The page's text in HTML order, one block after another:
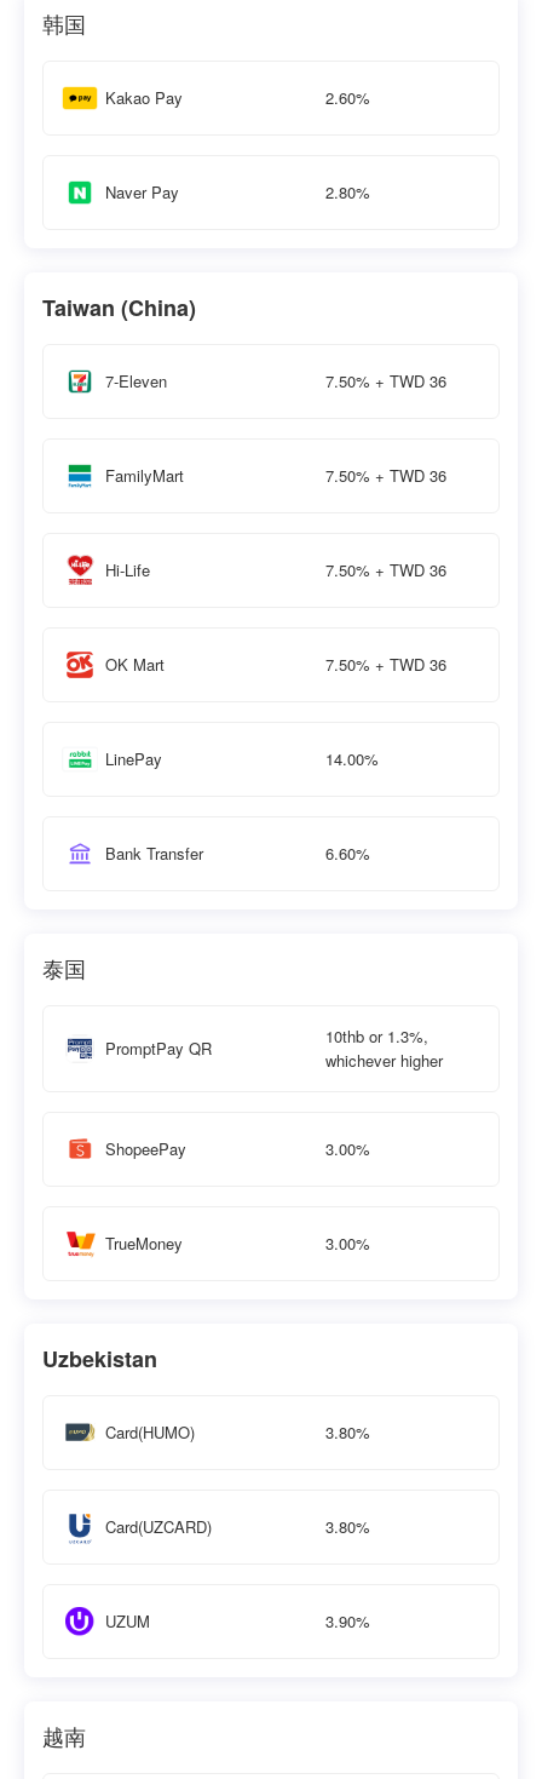
韩国
Kakao Pay 2.60%
Naver Pay 2.80%
Taiwan (China)
7-Eleven 7.50% + TWD 36
FamilyMart 7.50% + TWD 36
Hi-Life 7.50% + TWD 36
OK Mart 7.50% + TWD 36
LinePay 14.00%
Bank Transfer 6.60%
泰国
PromptPay QR
10thb or 1.3%,
whichever higher
ShopeePay 3.00%
TrueMoney 3.00%
Uzbekistan
Card(HUMO) 3.80%
Card(UZCARD) 3.80%
UZUM 3.90%
越南